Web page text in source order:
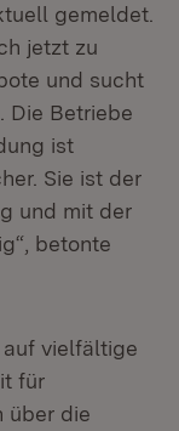
gemeldet.
jetzt zu
und sucht
Die Betriebe
ist
Sie ist der
und mit der
betonte
auf vielfältige
für
über die